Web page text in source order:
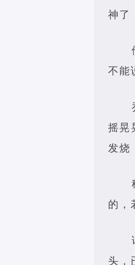
神了
不能
摇晃
发烧
的，
头，